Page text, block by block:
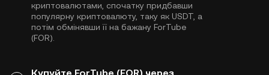
криптовалютами, спочатку придбавши
популярну криптовалюту, таку як USDT , а
потім обмінявши її на бажану ForTube
(FOR).